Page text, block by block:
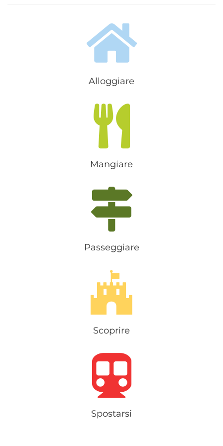
Alloggiare
Mangiare
Passeggiare
Scoprire
Spostarsi